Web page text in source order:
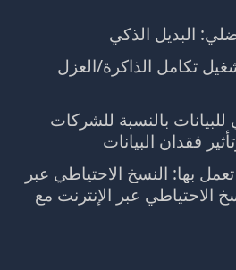
البديل الذكي
تشغيل تكامل الذاكرة/العزل
للبيانات بالنسبة للشركات
فقدان البيانات
بها: النسخ الاحتياطي عبر
الاحتياطي عبر الإنترنت مع